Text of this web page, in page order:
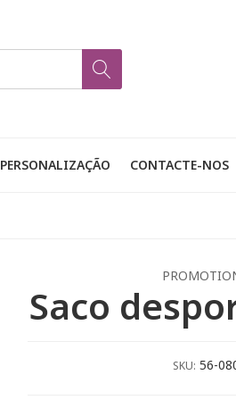
PERSONALIZAÇÃO CONTACTE-NOS
Saco
SKU: 56-